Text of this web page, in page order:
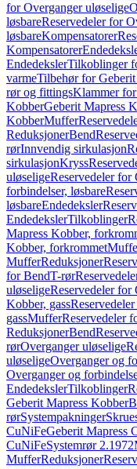
for Overganger uløselige
løsbareReservedeler for
løsbareKompensatorer
Kompensatorer
EndedekslerTilkoblinger
varmeTilbehør for
rør og fittingsKlammer
KobberGeberit Mapress
KobberMuffer
ReduksjonerBend
rørInnvendig sirkulasjon
sirkulasjonKryss
uløseligeReservedeler for
forbindelser, løsbare
løsbareEndedeksler
EndedekslerTilkoblinger
Mapress Kobber,
Kobber, forkrommet
MufferReduksjoner
for BendT-rør
uløseligeReservedeler for
Kobber, gass
gassMufferReservedeler
ReduksjonerBend
rørOverganger uløselige
uløseligeOverganger og
Overganger og
EndedekslerTilkoblinger
Geberit Mapress Kobber
rørSystempakninger
CuNiFeGeberit Mapress
CuNiFeSystemrør 2.1972
MufferReduksjoner